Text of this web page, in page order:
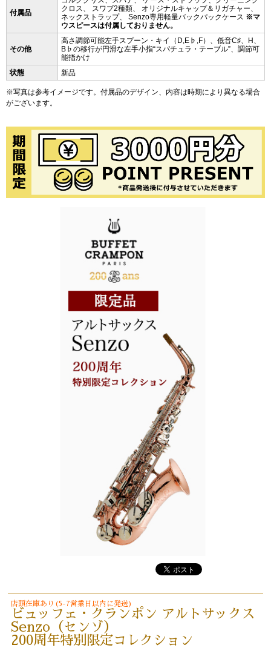
付属品
クロス、 スワブ2種類、 オリジナルキャップ＆リガチャー、
ネックストラップ、 Senzo専用軽量バックパックケース ※マ
ウスピースは付属しておりません。
その他
高さ調節可能左手スプーン・キイ（D,E♭,F）、低音C♯、H、
B♭の移行が円滑な左手小指“スパチュラ・テーブル”、調節可
能指かけ
状態
新品
※写真は参考イメージです。付属品のデザイン、内容は時期により異なる場合
がございます。
店頭在庫あり(5-7営業日以内に発送)
ビュッフェ・クランポン アルトサックス
Senzo（センゾ）
200周年特別限定コレクション